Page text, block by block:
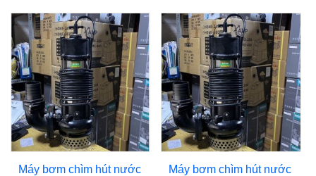
Máy bơm chìm hút nước
Máy bơm chìm hút nước